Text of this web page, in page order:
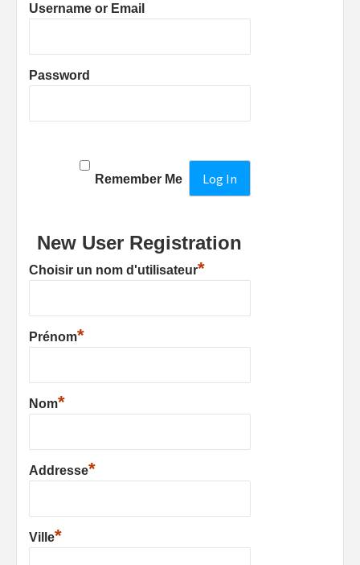
Username or Email
Password
Remember Me
New User Registration
Choisir un nom d'utilisateur*
Prénom*
Nom*
Addresse*
Ville*